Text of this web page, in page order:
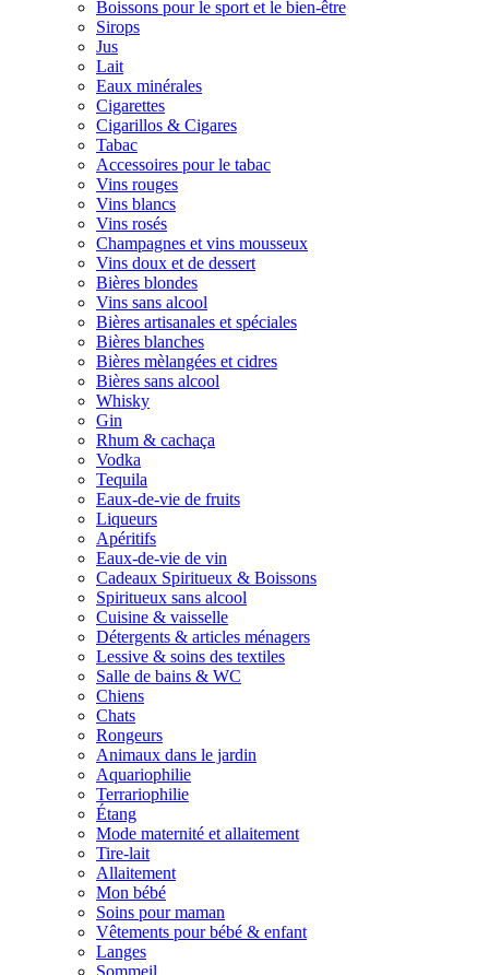
Boissons pour le sport et le bien-être
Sirops
Jus
Lait
Eaux minérales
Cigarettes
Cigarillos & Cigares
Tabac
Accessoires pour le tabac
Vins rouges
Vins blancs
Vins rosés
Champagnes et vins mousseux
Vins doux et de dessert
Bières blondes
Vins sans alcool
Bières artisanales et spéciales
Bières blanches
Bières mèlangées et cidres
Bières sans alcool
Whisky
Gin
Rhum & cachaça
Vodka
Tequila
Eaux-de-vie de fruits
Liqueurs
Apéritifs
Eaux-de-vie de vin
Cadeaux Spiritueux & Boissons
Spiritueux sans alcool
Cuisine & vaisselle
Détergents & articles ménagers
Lessive & soins des textiles
Salle de bains & WC
Chiens
Chats
Rongeurs
Animaux dans le jardin
Aquariophilie
Terrariophilie
Étang
Mode maternité et allaitement
Tire-lait
Allaitement
Mon bébé
Soins pour maman
Vêtements pour bébé & enfant
Langes
Sommeil